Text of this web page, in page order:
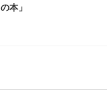
の本」